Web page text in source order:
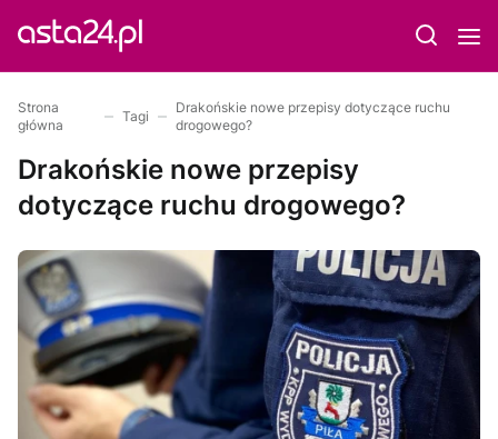
Strona
główna
Tagi
Drakońskie nowe przepisy dotyczące ruchu
drogowego?
Drakońskie nowe przepisy
dotyczące ruchu drogowego?